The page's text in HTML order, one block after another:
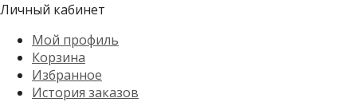
Личный кабинет
Мой профиль
Корзина
Избранное
История заказов